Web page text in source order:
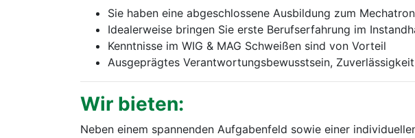
Sie haben eine abgeschlossene Ausbildung zum
Idealerweise bringen Sie erste Berufserfahrung im
Kenntnisse im WIG & MAG Schweißen sind von Vorteil
Ausgeprägtes Verantwortungsbewusstsein,
Wir bieten:
Neben einem spannenden Aufgabenfeld sowie einer